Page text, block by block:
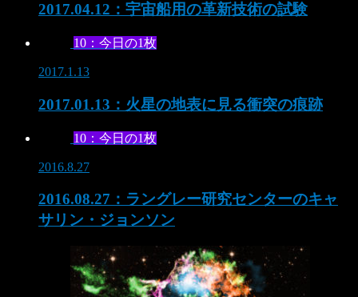
2017.04.12：宇宙船用の革新技術の試験
10：今日の1枚
2017.1.13
2017.01.13：火星の地表に見る衝突の痕跡
10：今日の1枚
2016.8.27
2016.08.27：ラングレー研究センターのキャ
サリン・ジョンソン